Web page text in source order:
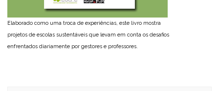
Elaborado como uma troca de experiências, este livro mostra
projetos de escolas sustentáveis que levam em conta os desafios
enfrentados diariamente por gestores e professores.